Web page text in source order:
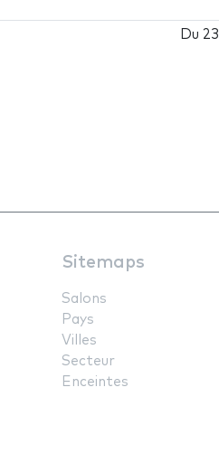
Du 23
Sitemaps
Salons
Pays
Villes
Secteur
Enceintes